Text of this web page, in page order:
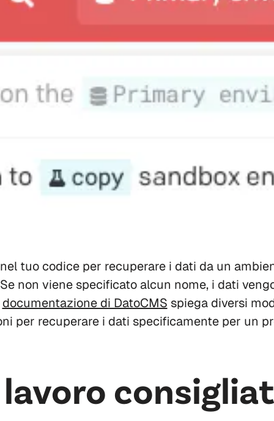
tuo codice per recuperare i dati da un
non viene specificato alcun nome, i dati
documentazione di DatoCMS spiega diversi
per recuperare i dati specificamente per un